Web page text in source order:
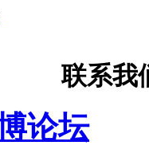
联系我
论坛